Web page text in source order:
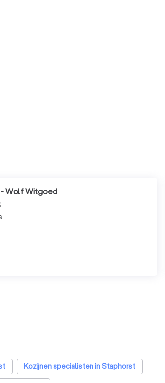
- Wolf Witgoed
Kozijnen specialisten in Staphorst